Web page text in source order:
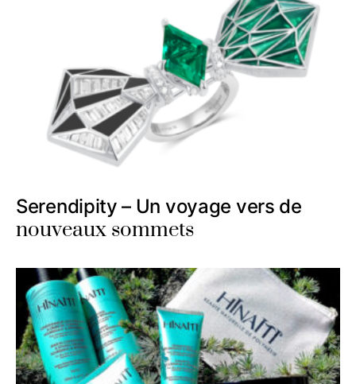
Serendipity – Un voyage vers de
nouveaux sommets